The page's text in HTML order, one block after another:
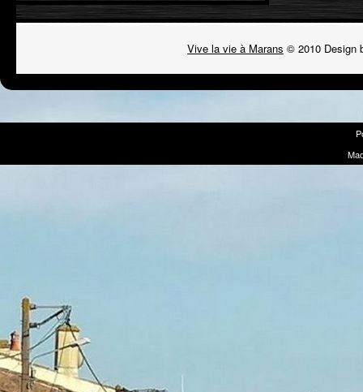
Vive la vie à Marans © 2010 Design